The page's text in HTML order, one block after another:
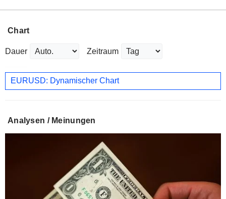
Chart
Dauer Zeitraum
EURUSD: Dynamischer Chart
Analysen / Meinungen